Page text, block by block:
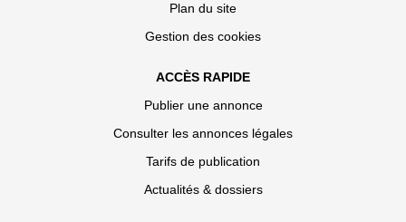
Plan du site
Gestion des cookies
ACCÈS RAPIDE
Publier une annonce
Consulter les annonces légales
Tarifs de publication
Actualités & dossiers